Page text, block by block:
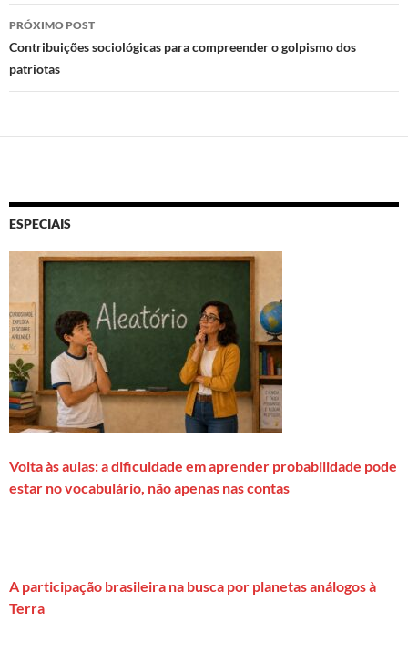
posts
PRÓXIMO POST
Contribuições sociológicas para compreender o golpismo dos
patriotas
ESPECIAIS
Volta às aulas: a dificuldade em aprender probabilidade pode
estar no vocabulário, não apenas nas contas
A participação brasileira na busca por planetas análogos à
Terra